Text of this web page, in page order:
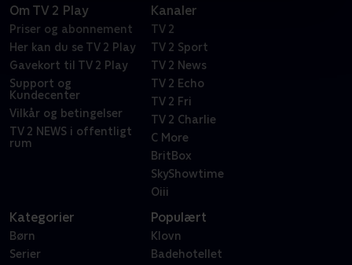
Om TV 2 Play
Priser og abonnement
Her kan du se TV 2 Play
Gavekort til TV 2 Play
Support og
Kundecenter
Vilkår og betingelser
TV 2 NEWS i offentligt
rum
Kanaler
TV 2
TV 2 Sport
TV 2 News
TV 2 Echo
TV 2 Fri
TV 2 Charlie
C More
BritBox
SkyShowtime
Oiii
Kategorier
Børn
Serier
Populært
Klovn
Badehotellet